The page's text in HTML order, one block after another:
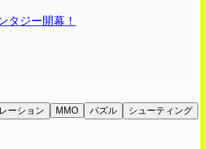
タジー開幕！
ーション MMO パズル
シューティング